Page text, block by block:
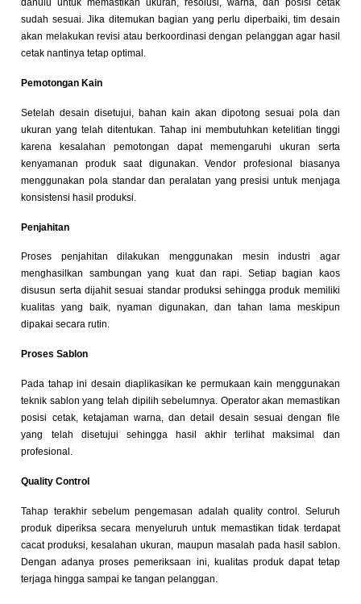
sudah sesuai. Jika ditemukan bagian yang perlu diperbaiki, tim desain
akan melakukan revisi atau berkoordinasi dengan pelanggan agar hasil
cetak nantinya tetap optimal.
Pemotongan Kain
Setelah desain disetujui, bahan kain akan dipotong sesuai pola dan
ukuran yang telah ditentukan. Tahap ini membutuhkan ketelitian tinggi
karena kesalahan pemotongan dapat memengaruhi ukuran serta
kenyamanan produk saat digunakan. Vendor profesional biasanya
menggunakan pola standar dan peralatan yang presisi untuk menjaga
konsistensi hasil produksi.
Penjahitan
Proses penjahitan dilakukan menggunakan mesin industri agar
menghasilkan sambungan yang kuat dan rapi. Setiap bagian kaos
disusun serta dijahit sesuai standar produksi sehingga produk memiliki
kualitas yang baik, nyaman digunakan, dan tahan lama meskipun
dipakai secara rutin.
Proses Sablon
Pada tahap ini desain diaplikasikan ke permukaan kain menggunakan
teknik sablon yang telah dipilih sebelumnya. Operator akan memastikan
posisi cetak, ketajaman warna, dan detail desain sesuai dengan file
yang telah disetujui sehingga hasil akhir terlihat maksimal dan
profesional.
Quality Control
Tahap terakhir sebelum pengemasan adalah quality control. Seluruh
produk diperiksa secara menyeluruh untuk memastikan tidak terdapat
cacat produksi, kesalahan ukuran, maupun masalah pada hasil sablon.
Dengan adanya proses pemeriksaan ini, kualitas produk dapat tetap
terjaga hingga sampai ke tangan pelanggan.